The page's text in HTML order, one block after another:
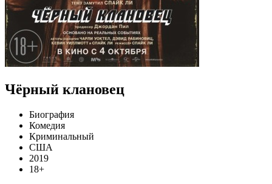
Чёрный клановец
Биография
Комедия
Криминальный
США
2019
18+